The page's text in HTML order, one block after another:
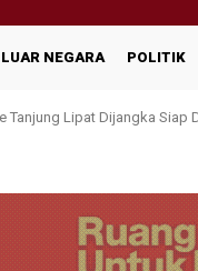
LUAR NEGARA POLITIK
Tanjung Lipat Dijangka Siap